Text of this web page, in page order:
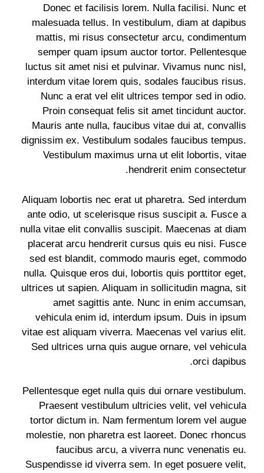
Donec et facilisis lorem. Nulla facilisi. Nunc et
malesuada tellus. In vestibulum, diam at dapibus
mattis, mi risus consectetur arcu, condimentum
semper quam ipsum auctor tortor. Pellentesque
luctus sit amet nisi et pulvinar. Vivamus nunc nisl,
interdum vitae lorem quis, sodales faucibus risus.
Nunc a erat vel elit ultrices tempor sed in odio.
Proin consequat felis sit amet tincidunt auctor.
Mauris ante nulla, faucibus vitae dui at, convallis
dignissim ex. Vestibulum sodales faucibus tempus.
Vestibulum maximus urna ut elit lobortis, vitae
hendrerit enim consectetur.
Aliquam lobortis nec erat ut pharetra. Sed interdum
ante odio, ut scelerisque risus suscipit a. Fusce a
nulla vitae elit convallis suscipit. Maecenas at diam
placerat arcu hendrerit cursus quis eu nisi. Fusce
sed est blandit, commodo mauris eget, commodo
nulla. Quisque eros dui, lobortis quis porttitor eget,
ultrices ut sapien. Aliquam in sollicitudin magna, sit
amet sagittis ante. Nunc in enim accumsan,
vehicula enim id, interdum ipsum. Duis in ipsum
vitae est aliquam viverra. Maecenas vel varius elit.
Sed ultrices urna quis augue ornare, vel vehicula
orci dapibus.
Pellentesque eget nulla quis dui ornare vestibulum.
Praesent vestibulum ultricies velit, vel vehicula
tortor dictum in. Nam fermentum lorem vel augue
molestie, non pharetra est laoreet. Donec rhoncus
faucibus arcu, a viverra nunc venenatis eu.
Suspendisse id viverra sem. In eget posuere velit,